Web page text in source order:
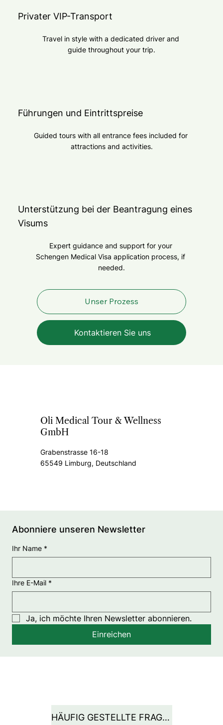
Privater VIP-Transport
Travel in style with a dedicated driver and
guide throughout your trip.
Führungen und Eintrittspreise
Guided tours with all entrance fees included for
attractions and activities.
Unterstützung bei der Beantragung eines
Visums
Expert guidance and support for your
Schengen Medical Visa application process, if
needed.
Unser Prozess
Kontaktieren Sie uns
Oli Medical Tour & Wellness
GmbH
Grabenstrasse 16-18
65549 Limburg, Deutschland
Abonniere unseren Newsletter
Ihr Name *
Ihre E-Mail *
Ja, ich möchte Ihren Newsletter abonnieren.
Einreichen
HÄUFIG GESTELLTE FRAGEN